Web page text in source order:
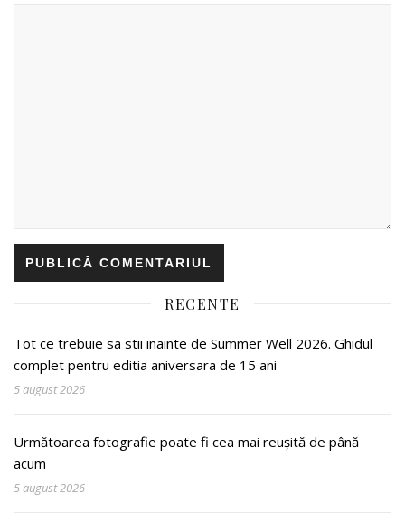
RECENTE
Tot ce trebuie sa stii inainte de Summer Well 2026. Ghidul
complet pentru editia aniversara de 15 ani
5 august 2026
Următoarea fotografie poate fi cea mai reușită de până
acum
5 august 2026